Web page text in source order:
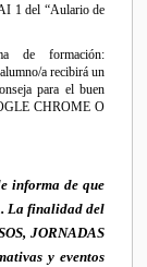
1 del “Aulario de
de formación:
a recibirá un
para el buen
CHROME O
informa de que
La finalidad del
JORNADAS
y eventos